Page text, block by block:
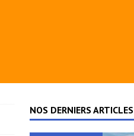
NOS DERNIERS ARTICLES